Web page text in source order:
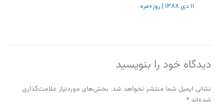
۱۱ دی ۱۳۸۸ | روز+مره
دیدگاه‌ خود را بنویسید
نشانی ایمیل شما منتشر نخواهد شد. بخش‌های موردنیاز علامت‌گذاری
شده‌اند *